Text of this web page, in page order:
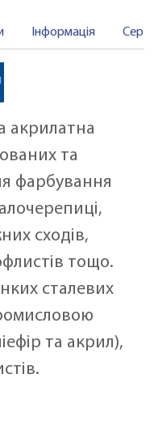
Інформація
акрилатна
та
фарбування
сходів,
тощо.
сталевих
та акрил),